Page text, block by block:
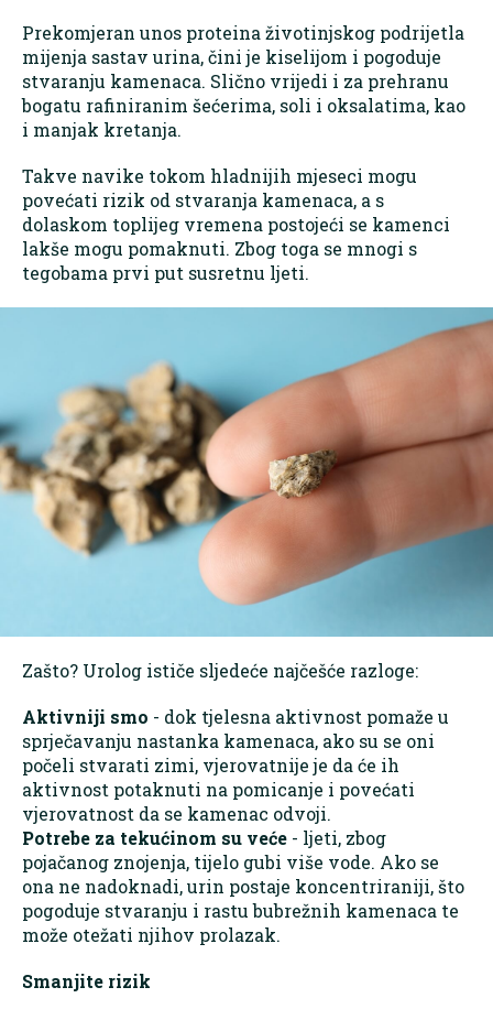
Prekomjeran unos proteina životinjskog podrijetla
mijenja sastav urina, čini je kiselijom i pogoduje
stvaranju kamenaca. Slično vrijedi i za prehranu
bogatu rafiniranim šećerima, soli i oksalatima, kao
i manjak kretanja.
Takve navike tokom hladnijih mjeseci mogu
povećati rizik od stvaranja kamenaca, a s
dolaskom toplijeg vremena postojeći se kamenci
lakše mogu pomaknuti. Zbog toga se mnogi s
tegobama prvi put susretnu ljeti.
Zašto? Urolog ističe sljedeće najčešće razloge:
Aktivniji smo - dok tjelesna aktivnost pomaže u
sprječavanju nastanka kamenaca, ako su se oni
počeli stvarati zimi, vjerovatnije je da će ih
aktivnost potaknuti na pomicanje i povećati
vjerovatnost da se kamenac odvoji.
Potrebe za tekućinom su veće - ljeti, zbog
pojačanog znojenja, tijelo gubi više vode. Ako se
ona ne nadoknadi, urin postaje koncentriraniji, što
pogoduje stvaranju i rastu bubrežnih kamenaca te
može otežati njihov prolazak.
Smanjite rizik